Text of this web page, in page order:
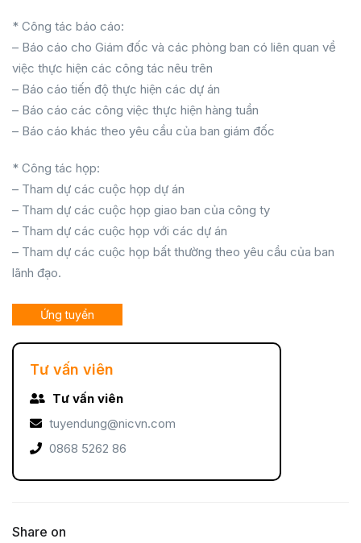
* Công tác báo cáo:
– Báo cáo cho Giám đốc và các phòng ban có liên quan về
việc thực hiện các công tác nêu trên
– Báo cáo tiến độ thực hiện các dự án
– Báo cáo các công việc thực hiện hàng tuần
– Báo cáo khác theo yêu cầu của ban giám đốc
* Công tác họp:
– Tham dự các cuộc họp dự án
– Tham dự các cuộc họp giao ban của công ty
– Tham dự các cuộc họp với các dự án
– Tham dự các cuộc họp bất thường theo yêu cầu của ban
lãnh đạo.
Ứng tuyển
Tư vấn viên
Tư vấn viên
tuyendung@nicvn.com
0868 5262 86
Share on